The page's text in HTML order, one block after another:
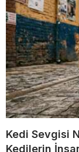
Kedi Sevgisi
Kedilerin